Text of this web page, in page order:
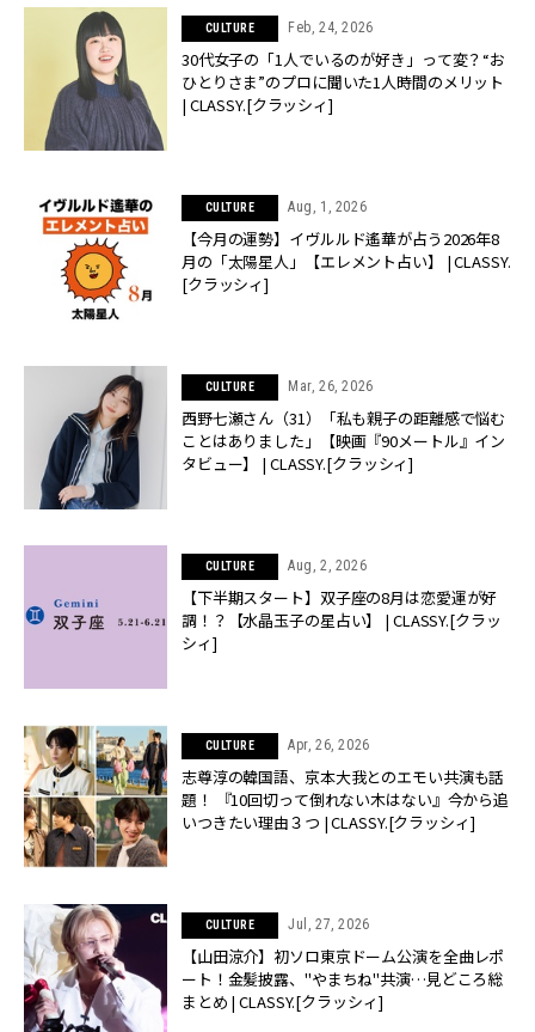
CULTURE Feb, 24, 2026
30代女子の「1人でいるのが好き」って変？“お
ひとりさま”のプロに聞いた1人時間のメリット
| CLASSY.[クラッシィ]
CULTURE Aug, 1, 2026
【今月の運勢】イヴルルド遙華が占う2026年8
月の「太陽星人」【エレメント占い】 | CLASSY.
[クラッシィ]
CULTURE Mar, 26, 2026
西野七瀬さん（31）「私も親子の距離感で悩む
ことはありました」【映画『90メートル』イン
タビュー】 | CLASSY.[クラッシィ]
CULTURE Aug, 2, 2026
【下半期スタート】双子座の8月は恋愛運が好
調！？【水晶玉子の星占い】 | CLASSY.[クラッ
シィ]
CULTURE Apr, 26, 2026
志尊淳の韓国語、京本大我とのエモい共演も話
題！ 『10回切って倒れない木はない』今から追
いつきたい理由３つ | CLASSY.[クラッシィ]
CULTURE Jul, 27, 2026
【山田涼介】初ソロ東京ドーム公演を全曲レポ
ート！金髪披露、"やまちね"共演…見どころ総
まとめ | CLASSY.[クラッシィ]